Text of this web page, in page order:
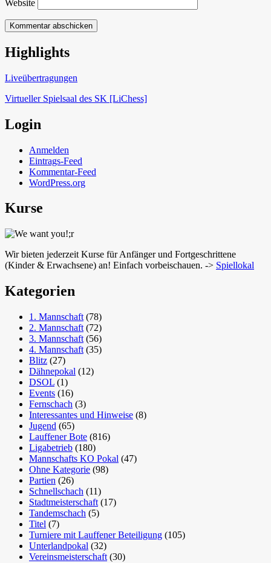
Website
Schach in Lauffen
Highlights
Liveübertragungen
Virtueller Spielsaal des SK [LiChess]
Login
Anmelden
Eintrags-Feed
Kommentar-Feed
WordPress.org
Kurse
Wir bieten jederzeit Kurse für Anfänger und Fortgeschrittene
(Kinder & Erwachsene) an! Einfach vorbeischauen. -> Spiellokal
Kategorien
1. Mannschaft (78)
2. Mannschaft (72)
3. Mannschaft (56)
4. Mannschaft (35)
Blitz (27)
Dähnepokal (12)
DSOL (1)
Events (16)
Fernschach (3)
Interessantes und Hinweise (8)
Jugend (65)
Lauffener Bote (816)
Ligabetrieb (180)
Mannschafts KO Pokal (47)
Ohne Kategorie (98)
Partien (26)
Schnellschach (11)
Stadtmeisterschaft (17)
Tandemschach (5)
Titel (7)
Turniere mit Lauffener Beteiligung (105)
Unterlandpokal (32)
Vereinsmeisterschaft (30)